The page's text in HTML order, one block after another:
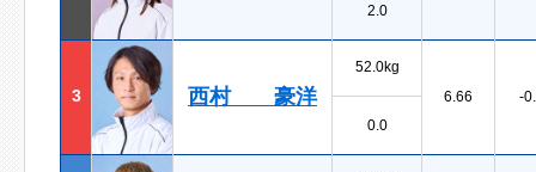
2.0
3 西村 豪洋
52.0kg
6.66
-
0.0